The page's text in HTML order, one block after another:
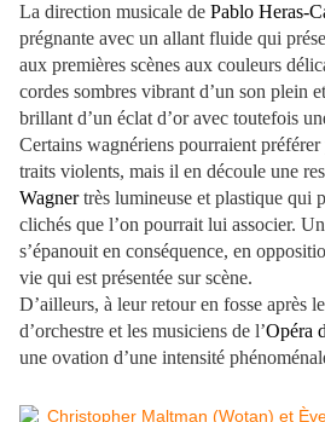
La direction musicale de Pablo Heras-
prégnante avec un allant fluide qui
aux premières scènes aux couleurs
cordes sombres vibrant d’un son plein
brillant d’un éclat d’or avec toutefois
Certains wagnériens pourraient
traits violents, mais il en découle une
Wagnertrès lumineuse et plastique qui
clichés que l’on pourrait lui associer.
s’épanouit en conséquence, en
vie qui est présentée sur scène.
D’ailleurs, à leur retour en fosse après
d’orchestre et les musiciens de l’Opéra
une ovation d’une intensité